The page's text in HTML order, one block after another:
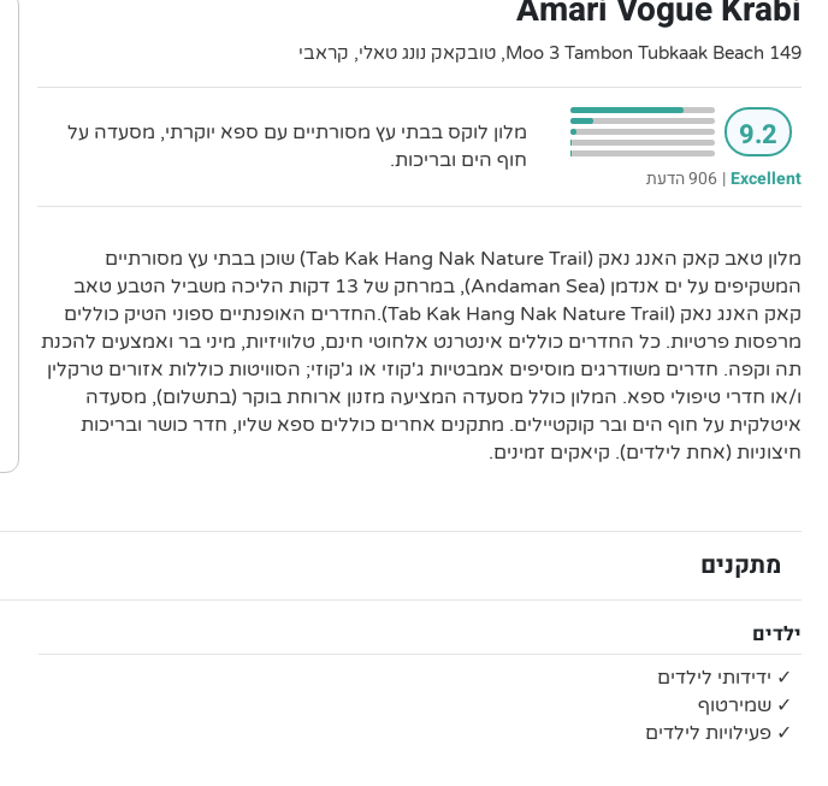
Amari Vogue Krabi
149 Moo 3 Tambon Tubkaak Beach, טובקאק נונג טאלי, קראבי
9.2
Excellent
| 906 הדעת
מלון לוקס בבתי עץ מסורתיים עם ספא יוקרתי, מסעדה על
חוף הים ובריכות.
מלון טאב קאק האנג נאק (Tab Kak Hang Nak Nature Trail) שוכן בבתי עץ מסורתיים
המשקיפים על ים אנדמן (Andaman Sea), במרחק של 13 דקות הליכה משביל הטבע טאב
קאק האנג נאק (Tab Kak Hang Nak Nature Trail).החדרים האופנתיים ספוני הטיק כוללים
מרפסות פרטיות. כל החדרים כוללים אינטרנט אלחוטי חינם, טלוויזיות, מיני בר ואמצעים להכנת
תה וקפה. חדרים משודרגים מוסיפים אמבטיות ג'קוזי או ג'קוזי; הסוויטות כוללות אזורים טרקלין
ו/או חדרי טיפולי ספא. המלון כולל מסעדה המציעה מזנון ארוחת בוקר (בתשלום), מסעדה
איטלקית על חוף הים ובר קוקטיילים. מתקנים אחרים כוללים ספא שליו, חדר כושר ובריכות
חיצוניות (אחת לילדים). קיאקים זמינים.
מתקנים
ילדים
✓ ידידותי לילדים
✓ שמירטוף
✓ פעילויות לילדים